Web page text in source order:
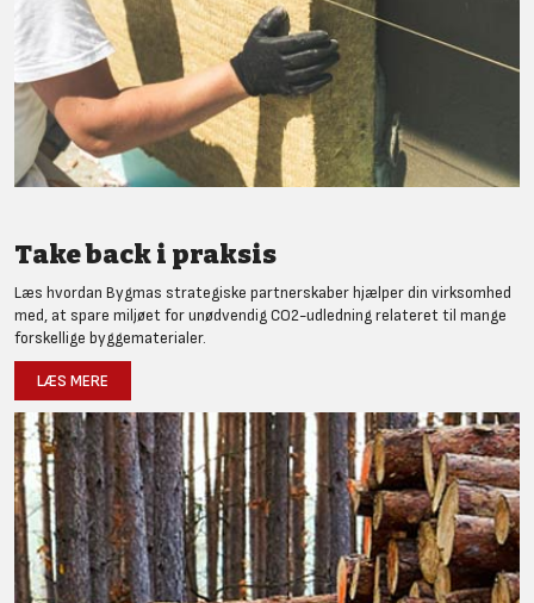
Take back i praksis
Læs hvordan Bygmas strategiske partnerskaber hjælper din virksomhed
med, at spare miljøet for unødvendig CO2-udledning relateret til mange
forskellige byggematerialer.
LÆS MERE